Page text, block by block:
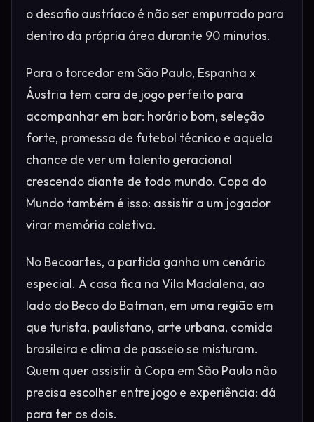
o desafio austríaco é não ser empurrado para
dentro da própria área durante 90 minutos.
Para o torcedor em São Paulo, Espanha x
Áustria tem cara de jogo perfeito para
acompanhar em bar: horário bom, seleção
forte, promessa de futebol técnico e aquela
chance de ver um talento geracional
crescendo diante de todo mundo. Copa do
Mundo também é isso: assistir a um jogador
virar memória coletiva.
No Becoartes, a partida ganha um cenário
especial. A casa fica na Vila Madalena, ao
lado do Beco do Batman, em uma região em
que turista, paulistano, arte urbana, comida
brasileira e clima de passeio se misturam.
Quem quer assistir à Copa em São Paulo não
precisa escolher entre jogo e experiência: dá
para ter os dois.